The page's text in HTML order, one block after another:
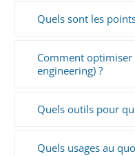
Quels sont les
Comment
engineering) ?
Quels outils pour
Quels usages au